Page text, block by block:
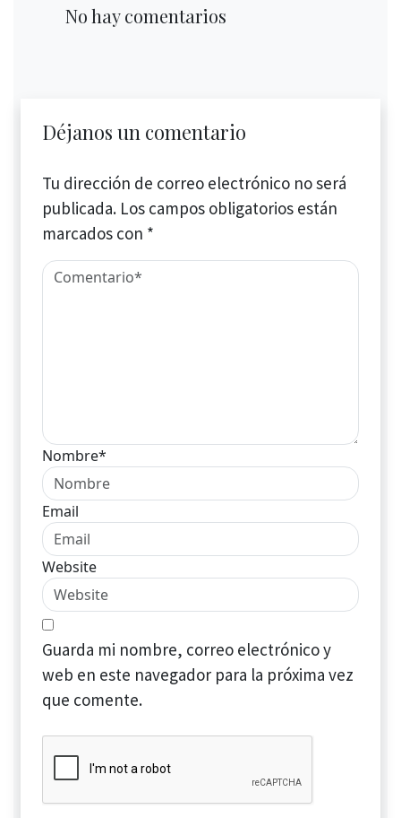
No hay comentarios
Déjanos un comentario
Tu dirección de correo electrónico no será
publicada. Los campos obligatorios están
marcados con *
Nombre*
Email
Website
Guarda mi nombre, correo electrónico y
web en este navegador para la próxima vez
que comente.